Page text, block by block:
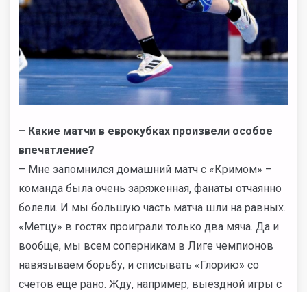
– Какие матчи в еврокубках произвели особое
впечатление?
– Мне запомнился домашний матч с «Кримом» –
команда была очень заряженная, фанаты отчаянно
болели. И мы большую часть матча шли на равных.
«Метцу» в гостях проиграли только два мяча. Да и
вообще, мы всем соперникам в Лиге чемпионов
навязываем борьбу, и списывать «Глорию» со
счетов еще рано. Жду, например, выездной игры с